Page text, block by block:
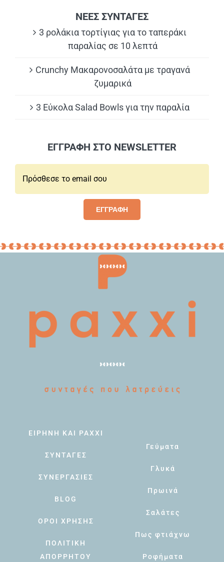
ΝΕΕΣ ΣΥΝΤΑΓΕΣ
3 ρολάκια τορτίγιας για το ταπεράκι
παραλίας σε 10 λεπτά
Crunchy Μακαρονοσαλάτα με τραγανά
ζυμαρικά
3 Εύκολα Salad Bowls για την παραλία
ΕΓΓΡΑΦΗ ΣΤΟ NEWSLETTER
ΕΓΓΡΑΦΗ
ΕΙΡΗΝΗ ΚΑΙ PAXXI
ΣΥΝΤΑΓΕΣ
ΣΥΝΕΡΓΑΣΙΕΣ
BLOG
ΟΡΟΙ ΧΡΗΣΗΣ
ΠΟΛΙΤΙΚΗ
ΑΠΟΡΡΗΤΟΥ
Γεύματα
Γλυκά
Πρωινά
Σαλάτες
Πως φτιάχνω
Ροφήματα